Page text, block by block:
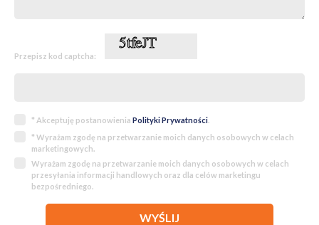
Przepisz kod captcha:
* Akceptuję postanowienia Polityki Prywatności.
* Wyrażam zgodę na przetwarzanie moich danych osobowych w celach
marketingowych.
Wyrażam zgodę na przetwarzanie moich danych osobowych w celach
przesyłania informacji handlowych oraz dla celów marketingu
bezpośredniego.
WYŚLIJ